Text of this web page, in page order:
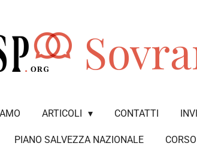
ARTICOLI CONTATTI
PIANO SALVEZZA NAZIONALE